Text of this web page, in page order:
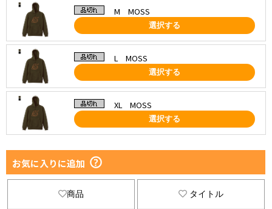
M MOSS
選択する
L MOSS
選択する
XL MOSS
選択する
お気に入りに追加
商品 タイトル